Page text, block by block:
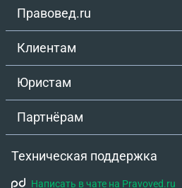
Правовед.ru
Клиентам
Юристам
Партнёрам
Техническая поддержка
Написать в чате на Pravoved.ru